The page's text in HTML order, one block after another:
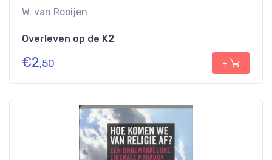
W. van Rooijen
Overleven op de K2
€2,50 +